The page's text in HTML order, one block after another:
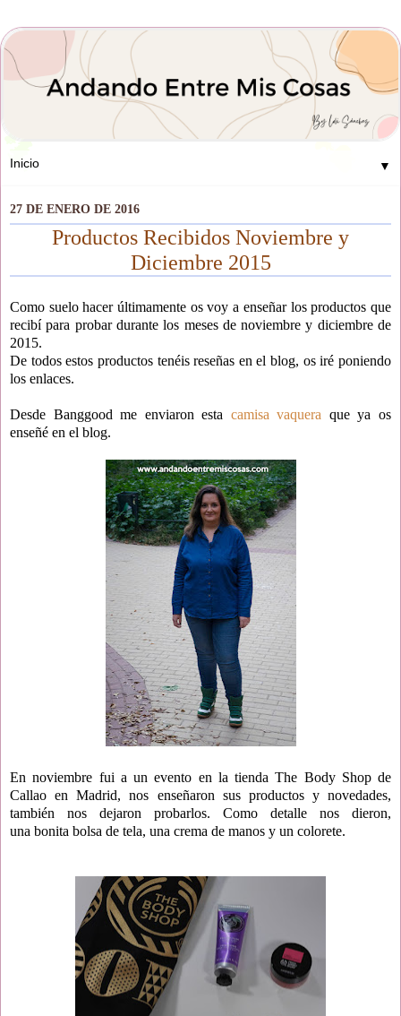
▼
27 DE ENERO DE 2016
Productos Recibidos Noviembre y
Diciembre 2015
Como suelo hacer últimamente os voy a enseñar los productos que
recibí para probar durante los meses de noviembre y diciembre de
2015.
De todos estos productos tenéis reseñas en el blog, os iré poniendo
los enlaces.
Desde Banggood me enviaron esta camisa vaquera que ya os
enseñé en el blog.
En noviembre fui a un evento en la tienda The Body Shop de
Callao en Madrid, nos enseñaron sus productos y novedades,
también nos dejaron probarlos. Como detalle nos dieron,
una bonita bolsa de tela, una crema de manos y un colorete.